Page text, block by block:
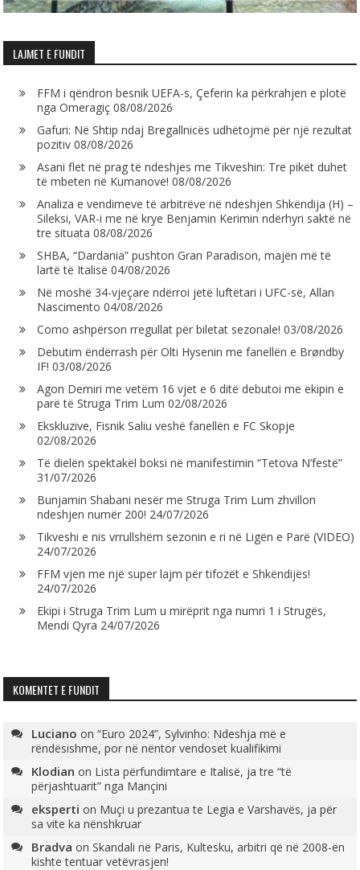
LAJMET E FUNDIT
FFM i qëndron besnik UEFA-s, Çeferin ka përkrahjen e plotë
nga Omeragiç 08/08/2026
Gafuri: Në Shtip ndaj Bregallnicës udhëtojmë për një rezultat
pozitiv 08/08/2026
Asani flet në prag të ndeshjes me Tikveshin: Tre pikët duhet
të mbeten në Kumanovë! 08/08/2026
Analiza e vendimeve të arbitrëve në ndeshjen Shkëndija (H) –
Sileksi, VAR-i me në krye Benjamin Kerimin ndërhyri saktë në
tre situata 08/08/2026
SHBA, “Dardania” pushton Gran Paradison, majën më të
lartë të Italisë 04/08/2026
Në moshë 34-vjeçare ndërroi jetë luftëtari i UFC-së, Allan
Nascimento 04/08/2026
Como ashpërson rregullat për biletat sezonale! 03/08/2026
Debutim ëndërrash për Olti Hysenin me fanellën e Brøndby
IF! 03/08/2026
Agon Demiri me vetëm 16 vjet e 6 ditë debutoi me ekipin e
parë të Struga Trim Lum 02/08/2026
Ekskluzive, Fisnik Saliu veshë fanellën e FC Skopje
02/08/2026
Të dielën spektakël boksi në manifestimin “Tetova N’festë”
31/07/2026
Bunjamin Shabani nesër me Struga Trim Lum zhvillon
ndeshjen numër 200! 24/07/2026
Tikveshi e nis vrrullshëm sezonin e ri në Ligën e Parë (VIDEO)
24/07/2026
FFM vjen me një super lajm për tifozët e Shkëndijës!
24/07/2026
Ekipi i Struga Trim Lum u mirëprit nga numri 1 i Strugës,
Mendi Qyra 24/07/2026
KOMENTET E FUNDIT
Luciano on“Euro 2024”, Sylvinho: Ndeshja më e
rëndësishme, por në nëntor vendoset kualifikimi
Klodian on Lista përfundimtare e Italisë, ja tre “të
përjashtuarit” nga Mançini
eksperti on Muçi u prezantua te Legia e Varshavës, ja për
sa vite ka nënshkruar
Bradva onSkandali në Paris, Kultesku, arbitri që në 2008-ën
kishte tentuar vetëvrasjen!